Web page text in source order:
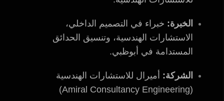
الخبرة: خبراء في التصميم الداخلي،
الاستشارات الهندسية، وتنسيق الحدائق
المستدامة في أبوظبي.
الشركة: أميرال للاستشارات الهندسية
(Amiral Consultancy Engineering)